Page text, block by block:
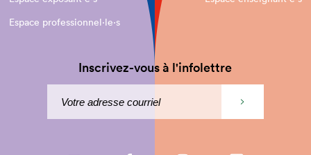
Espace professionnel·le⋅s
Inscrivez-vous à l'infolettre